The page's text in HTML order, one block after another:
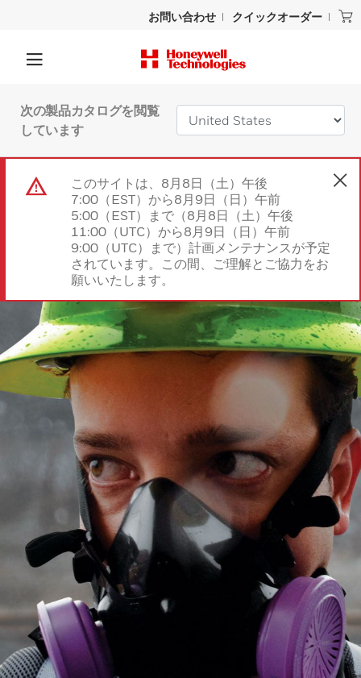
お問い合わせ クイックオーダー
次の製品カタログを閲覧
しています
このサイトは、8月8日（土）午後
7:00（EST）から8月9日（日）午前
5:00（EST）まで（8月8日（土）午後
11:00（UTC）から8月9日（日）午前
9:00（UTC）まで）計画メンテナンスが予定
されています。この間、ご理解とご協力をお
願いいたします。